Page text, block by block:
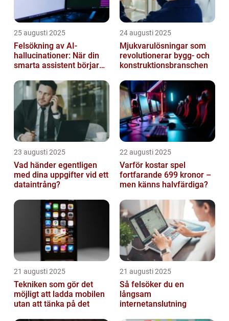
25 augusti 2025
Felsökning av AI-
hallucinationer: När din
smarta assistent börjar
24 augusti 2025
Mjukvarulösningar som
revolutionerar bygg- och
konstruktionsbranschen
23 augusti 2025
Vad händer egentligen
med dina uppgifter vid ett
dataintrång?
22 augusti 2025
Varför kostar spel
fortfarande 699 kronor –
men känns halvfärdiga?
21 augusti 2025
Tekniken som gör det
möjligt att ladda mobilen
utan att tänka på det
21 augusti 2025
Så felsöker du en
långsam
internetanslutning